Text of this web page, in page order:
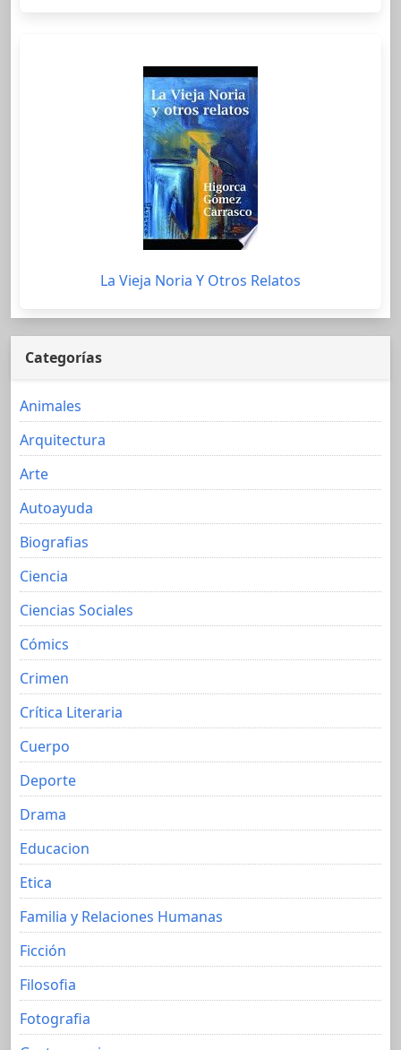
La Vieja Noria Y Otros Relatos
Categorías
Animales
Arquitectura
Arte
Autoayuda
Biografias
Ciencia
Ciencias Sociales
Cómics
Crimen
Crítica Literaria
Cuerpo
Deporte
Drama
Educacion
Etica
Familia y Relaciones Humanas
Ficción
Filosofia
Fotografia